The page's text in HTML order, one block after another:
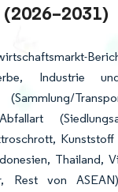
Industrie
(Sammlung/
Thailand,
Rest von